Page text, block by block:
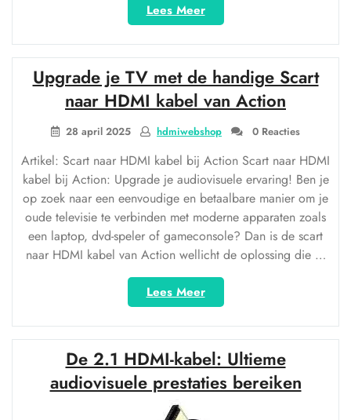
Lees Meer“Ontdek
de
HP
HDMI
Kabel:
Perfecte
Verbinding
voor
Beeld
en
Geluid”
Upgrade je TV met de handige Scart
naar HDMI kabel van Action
28 april 2025 hdmiwebshop 0 Reacties
Artikel: Scart naar HDMI kabel bij Action Scart naar HDMI
kabel bij Action: Upgrade je audiovisuele ervaring! Ben je
op zoek naar een eenvoudige en betaalbare manier om je
oude televisie te verbinden met moderne apparaten zoals
een laptop, dvd-speler of gameconsole? Dan is de scart
naar HDMI kabel van Action wellicht de oplossing die …
Lees Meer“Upgrade
je
TV
met
de
handige
Scart
De 2.1 HDMI-kabel: Ultieme
audiovisuele prestaties bereiken